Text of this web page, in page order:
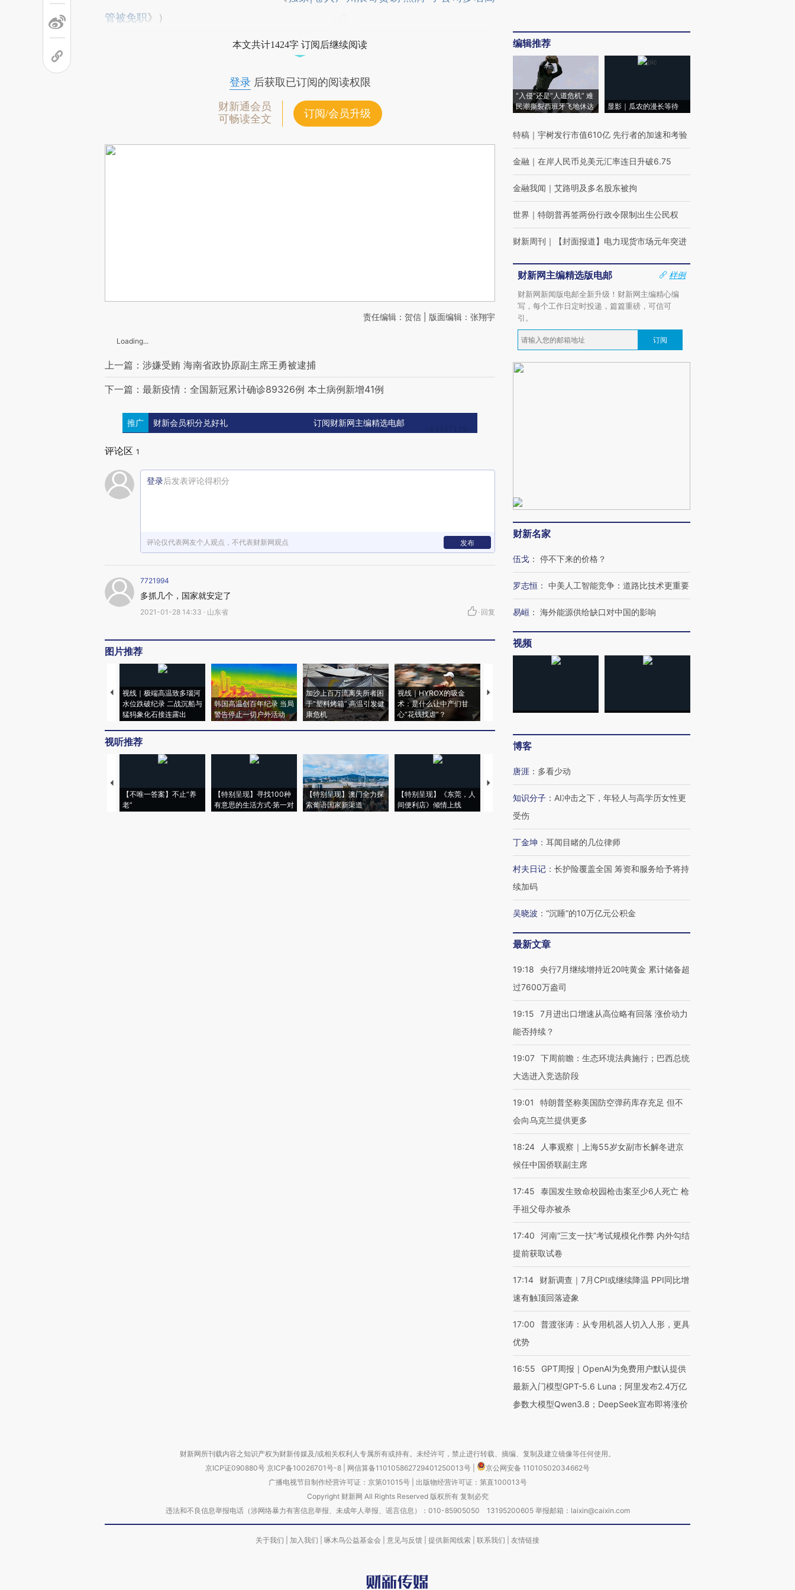
管被免职》）
本文共计1424字 订阅后继续阅读
登录后获取已订阅的阅读权限
财新通会员
可畅读全文
订阅/会员升级
责任编辑：贺信 | 版面编辑：张翔宇
Loading...
上一篇：涉嫌受贿 海南省政协原副主席王勇被逮捕
下一篇：最新疫情：全国新冠累计确诊89326例 本土病例新增41例
推广 财新会员积分兑好礼 订阅财新网主编精选电邮
评论区 1
登录后发表评论得积分
评论仅代表网友个人观点，不代表财新网观点 发布
7721994
多抓几个，国家就安定了
2021-01-28 14:33 · 山东省 · 回复
图片推荐
视线｜极端高温致多瑙河
水位跌破纪录 二战沉船与
猛犸象化石接连露出
韩国高温创百年纪录 当局
警告停止一切户外活动
加沙上百万流离失所者困
于“塑料烤箱” 高温引发健
康危机
视线｜HYROX的吸金
术：是什么让中产们甘
心“花钱找虐”？
马航飞行员跨国走私7万
育部长拱下台
飞地休达
视听推荐
【不唯一答案】不止“养
老”
【特别呈现】寻找100种
有意思的生活方式·第一对
【特别呈现】澳门全力探
索葡语国家新渠道
【特别呈现】《东莞，人
间便利店》倾情上线
【推广】走进第四届链博
会，让数智科技“链”接产
【特别呈现】寻找100种
有意思的生活方式·第三对
【商旅对话】华住集团
CFO：不靠规模取胜，华
住三大增长引擎是什么？
编辑推荐
“入侵”还是“人道危机” 难
民潮撕裂西班牙飞地休达
显影｜瓜农的漫长等待
特稿 ｜ 宇树发行市值610亿 先行者的加速和考验
金融 ｜ 在岸人民币兑美元汇率连日升破6.75
金融我闻 ｜ 艾路明及多名股东被拘
世界 ｜ 特朗普再签两份行政令限制出生公民权
财新周刊 ｜ 【封面报道】电力现货市场元年突进
财新网主编精选版电邮
样例
财新网新闻版电邮全新升级！财新网主编精心编
写，每个工作日定时投递，篇篇重磅，可信可
引。
订阅
财新名家
伍戈 ： 停不下来的价格？
罗志恒 ： 中美人工智能竞争：道路比技术更重要
易峘 ： 海外能源供给缺口对中国的影响
视频
博客
唐涯 ： 多看少动
知识分子 ： AI冲击之下，年轻人与高学历女性更
受伤
丁金坤 ： 耳闻目睹的几位律师
村夫日记 ： 长护险覆盖全国 筹资和服务给予将持
续加码
吴晓波 ： “沉睡”的10万亿元公积金
最新文章
19:18
央行7月继续增持近20吨黄金 累计储备超
过7600万盎司
19:15
7月进出口增速从高位略有回落 涨价动力
能否持续？
19:07 下周前瞻：生态环境法典施行；巴西总统
大选进入竞选阶段
19:01
特朗普坚称美国防空弹药库存充足 但不
会向乌克兰提供更多
18:24
人事观察｜上海55岁女副市长解冬进京
候任中国侨联副主席
17:45
泰国发生致命校园枪击案至少6人死亡 枪
手祖父母亦被杀
17:40
河南“三支一扶”考试规模化作弊 内外勾结
提前获取试卷
17:14
财新调查｜7月CPI或继续降温 PPI同比增
速有触顶回落迹象
17:00
普渡张涛：从专用机器人切入人形，更具
优势
16:55
GPT周报｜OpenAI为免费用户默认提供
最新入门模型GPT-5.6 Luna；阿里发布2.4万亿
参数大模型Qwen3.8；DeepSeek宣布即将涨价
财新网所刊载内容之知识产权为财新传媒及/或相关权利人专属所有或持有。未经许可，禁止进行转载、摘编、复制及建立镜像等任何使用。
京ICP证090880号 京ICP备10026701号-8 网信算备110105862729401250013号
京公网安备 11010502034662号
广播电视节目制作经营许可证：京第01015号| 出版物经营许可证：第直100013号
Copyright 财新网 All Rights Reserved 版权所有 复制必究
违法和不良信息举报电话（涉网络暴力有害信息举报、未成年人举报、谣言信息）：010-85905050 13195200605 举报邮箱：laixin@caixin.com
关于我们 加入我们 啄木鸟公益基金会 意见与反馈 提供新闻线索 联系我们 友情链接